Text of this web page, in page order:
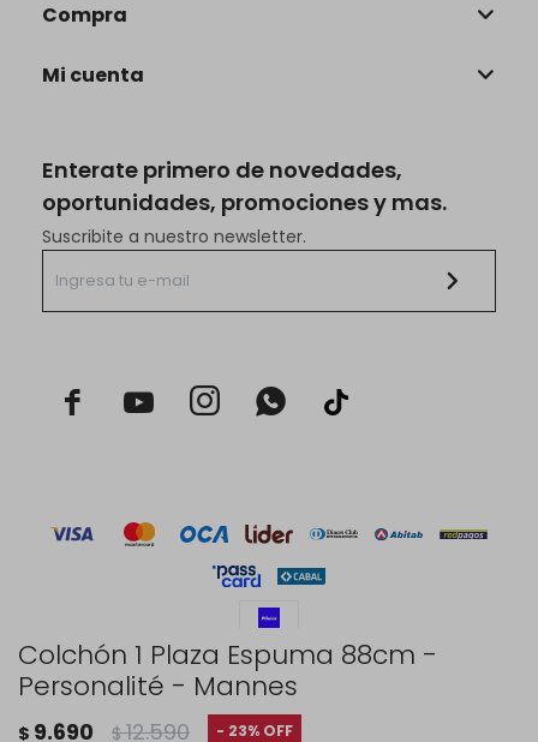
Colchón 1 Plaza Espuma 88cm -
Personalité - Mannes
$ 9.690 $ 12.590 23
Enterate primero de novedades,
oportunidades, promociones y mas.
Suscribite a nuestro newsletter.
  
Compra
Mi cuenta
© Copyright 2026 / Rustico Hogar